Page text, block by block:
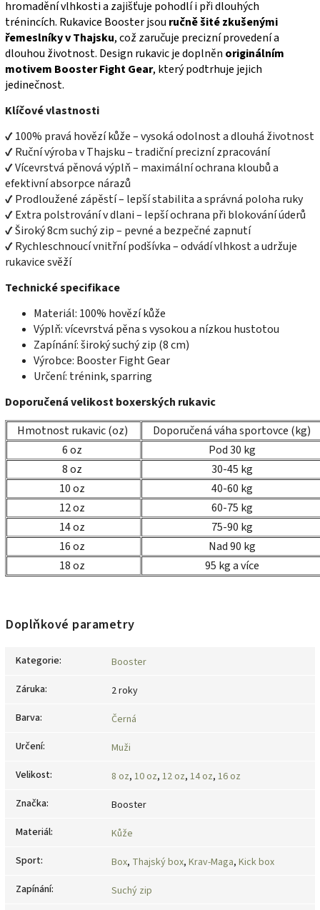
hromadění vlhkosti a zajišťuje pohodlí i při dlouhých
trénincích. Rukavice Booster jsou ručně šité zkušenými
řemeslníky v Thajsku, což zaručuje precizní provedení a
dlouhou životnost. Design rukavic je doplněn originálním
motivem Booster Fight Gear, který podtrhuje jejich
jedinečnost.
Klíčové vlastnosti
✔ 100% pravá hovězí kůže – vysoká odolnost a dlouhá životnost
✔ Ruční výroba v Thajsku – tradiční precizní zpracování
✔ Vícevrstvá pěnová výplň – maximální ochrana kloubů a
efektivní absorpce nárazů
✔ Prodloužené zápěstí – lepší stabilita a správná poloha ruky
✔ Extra polstrování v dlani – lepší ochrana při blokování úderů
✔ Široký 8cm suchý zip – pevné a bezpečné zapnutí
✔ Rychleschnoucí vnitřní podšívka – odvádí vlhkost a udržuje
rukavice svěží
Technické specifikace
Materiál: 100% hovězí kůže
Výplň: vícevrstvá pěna s vysokou a nízkou hustotou
Zapínání: široký suchý zip (8 cm)
Výrobce: Booster Fight Gear
Určení: trénink, sparring
Doporučená velikost boxerských rukavic
Hmotnost rukavic (oz)
Doporučená váha sportovce (kg)
6 oz
Pod 30 kg
8 oz
30-45 kg
10 oz
40-60 kg
12 oz
60-75 kg
14 oz
75-90 kg
16 oz
Nad 90 kg
18 oz
95 kg a více
Doplňkové parametry
Kategorie:
Booster
Záruka:
2 roky
Barva:
Černá
Určení:
Muži
Velikost: 8 oz, 10 oz, 12 oz, 14 oz, 16 oz
Značka:
Booster
Materiál:
Kůže
Sport: Box, Thajský box, Krav-Maga, Kick box
Zapínání:
Suchý zip